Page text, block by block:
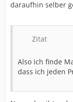
daraufhin selber
Zitat
Also ich finde
dass ich jeden